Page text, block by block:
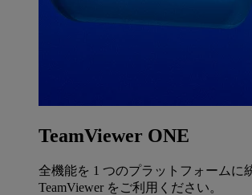
TeamViewer ONE
全機能を 1 つのプラットフォームに
TeamViewer をご利用ください。